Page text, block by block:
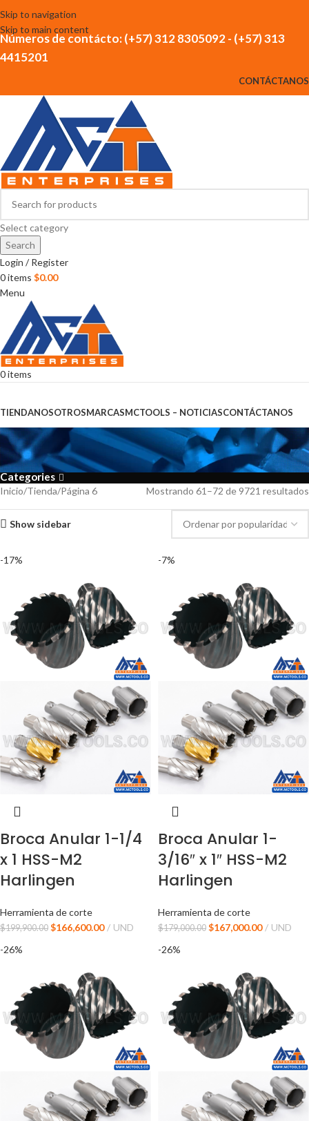
Skip to navigation
Skip to main content
Números de contácto: (+57) 312 8305092 - (+57) 313
4415201
CONTÁCTANOS
Select category
Search
Login / Register
0items $0.00
Menu
0items
TIENDANOSOTROSMARCASMCTOOLS – NOTICIASCONTÁCTANOS
Tienda
Categories
Inicio Tienda Página 6 Mostrando 61–72 de 9721 resultados
Show sidebar
-17%
Broca Anular 1-1/4
x 1 HSS-M2
Harlingen
Herramienta de corte
$199,900.00 $166,600.00 UND
-7%
Broca Anular 1-
3/16″ x 1″ HSS-M2
Harlingen
Herramienta de corte
$179,000.00 $167,000.00
UND
-26%
-26%